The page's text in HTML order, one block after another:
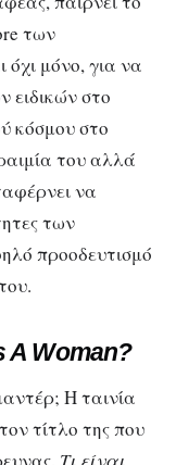
των
όχι μόνο, για να
ειδικών στο
κόσμου στο
του αλλά
να
των
προοδευτισμό
A Woman?
Η ταινία
τίτλο της που
Τι είναι